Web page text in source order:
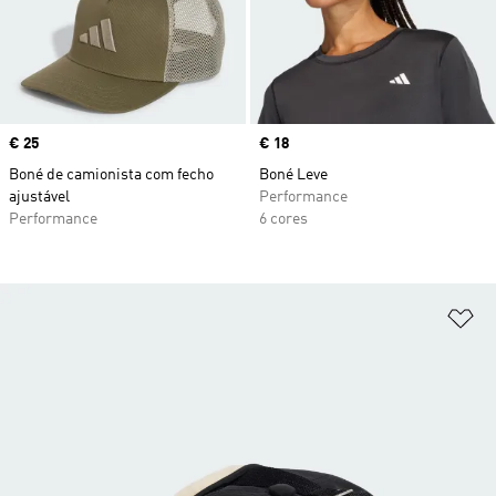
Price
€ 25
Boné de camionista com fecho
ajustável
Performance
Price
€ 18
Boné Leve
Performance
6 cores